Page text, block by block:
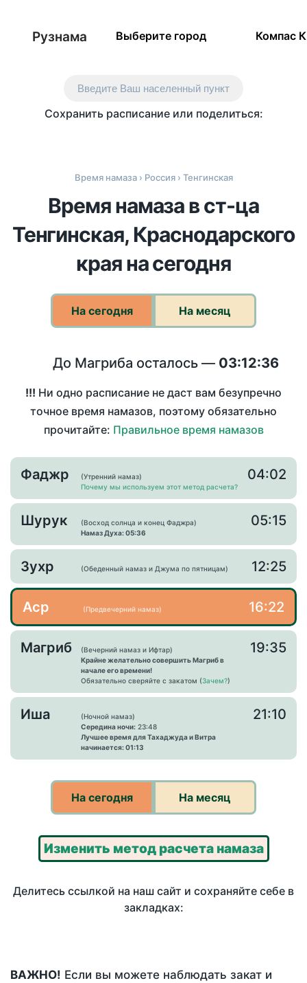
Рузнама Выберите город Компас
Введите Ваш населенный пункт
Сохранить расписание или поделиться:
Время намаза› Россия› Тенгинская
Время намаза в ст-ца
Тенгинская, Краснодарского
края на сегодня
На сегодня На месяц
До Магриба осталось — 03:12:36
!!! Ни одно расписание не даст вам безупречно
точное время намазов, поэтому обязательно
прочитайте: Правильное время намазов
Фаджр
(Утренний намаз)
Почему мы используем этот метод расчета?
04:02
Шурук
(Восход солнца и конец Фаджра)
Намаз Духа: 05:36
05:15
Зухр (Обеденный намаз и Джума по пятницам) 12:25
Аср (Предвечерний намаз) 16:22
Магриб
(Вечерний намаз и Ифтар)
Крайне желательно совершить Магриб в
начале его времени!
Обязательно сверяйте с закатом (Зачем?)
19:35
Иша
(Ночной намаз)
Середина ночи: 23:48
Лучшее время для Тахаджуда и Витра
начинается: 01:13
21:10
На сегодня На месяц
Изменить метод расчета намаза
Делитесь ссылкой на наш сайт и сохраняйте себе в
закладках:
ВАЖНО! Если вы можете наблюдать закат и